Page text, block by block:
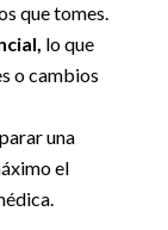
que tomes.
lo que
o cambios
una
el